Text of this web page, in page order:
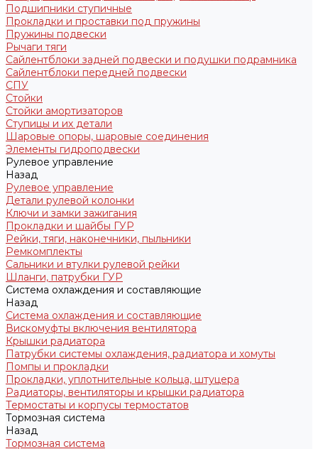
Подшипники ступичные
Прокладки и проставки под пружины
Пружины подвески
Рычаги тяги
Сайлентблоки задней подвески и подушки подрамника
Сайлентблоки передней подвески
СПУ
Стойки
Стойки амортизаторов
Ступицы и их детали
Шаровые опоры, шаровые соединения
Элементы гидроподвески
Рулевое управление
Назад
Рулевое управление
Детали рулевой колонки
Ключи и замки зажигания
Прокладки и шайбы ГУР
Рейки, тяги, наконечники, пыльники
Ремкомплекты
Сальники и втулки рулевой рейки
Шланги, патрубки ГУР
Система охлаждения и составляющие
Назад
Система охлаждения и составляющие
Вискомуфты включения вентилятора
Крышки радиатора
Патрубки системы охлаждения, радиатора и хомуты
Помпы и прокладки
Прокладки, уплотнительные кольца, штуцера
Радиаторы, вентиляторы и крышки радиатора
Термостаты и корпусы термостатов
Тормозная система
Назад
Тормозная система